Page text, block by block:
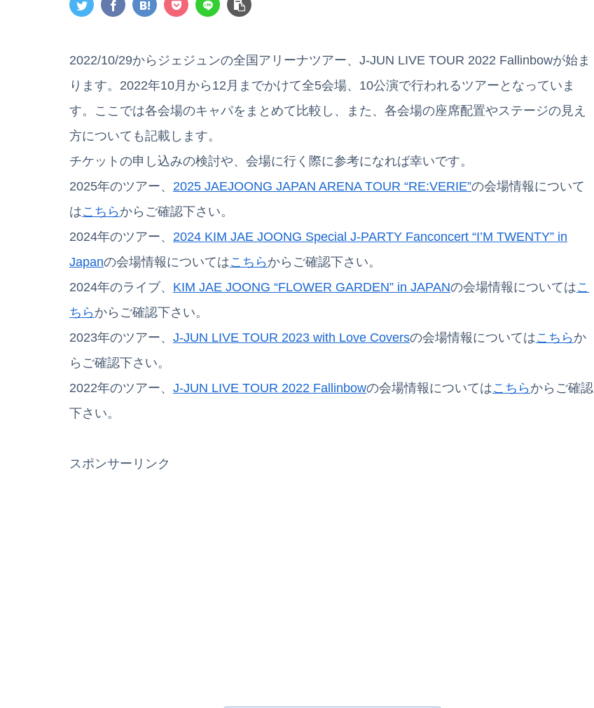
2022/10/29からジェジュンの全国アリーナツアー、J-JUN LIVE TOUR 2022 Fallinbowが始ま
ります。2022年10月から12月までかけて全5会場、10公演で行われるツアーとなっていま
す。ここでは各会場のキャパをまとめて比較し、また、各会場の座席配置やステージの見え
方についても記載します。
チケットの申し込みの検討や、会場に行く際に参考になれば幸いです。
2025年のツアー、 2025 JAEJOONG JAPAN ARENA TOUR “RE:VERIE”の会場情報について
はこちら からご確認下さい。
2024年のツアー、 2024 KIM JAE JOONG Special J-PARTY Fanconcert “I’M TWENTY” in
Japanの会場情報についてはこちら からご確認下さい。
2024年のライブ、 KIM JAE JOONG “FLOWER GARDEN” in JAPANの会場情報についてはこ
ちら からご確認下さい。
2023年のツアー、 J-JUN LIVE TOUR 2023 with Love Coversの会場情報についてはこちら か
らご確認下さい。
2022年のツアー、 J-JUN LIVE TOUR 2022 Fallinbowの会場情報についてはこちら からご確認
下さい。
スポンサーリンク